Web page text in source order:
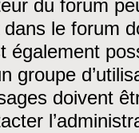
du forum
le forum
également
groupe
doivent